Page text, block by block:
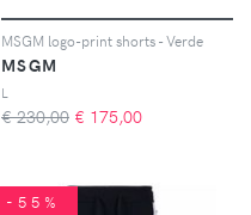
MSGM logo-print shorts - Verde
MSGM
L
€ 230,00 € 175,00
-55%